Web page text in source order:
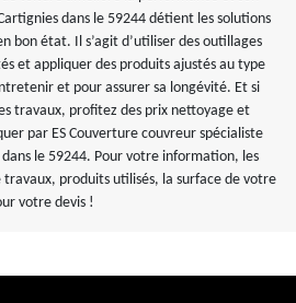
dans le 59244 détient les solutions
bon état. Il s’agit d’utiliser des outillages
et appliquer des produits ajustés au type
et pour assurer sa longévité. Et si
travaux, profitez des prix nettoyage et
par ES Couverture couvreur spécialiste
le 59244. Pour votre information, les
travaux, produits utilisés, la surface de votre
votre devis !